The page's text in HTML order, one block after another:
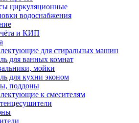
циркуляционные
водоснабжения
и КИП
для стиральных машин
для ванных комнат
мойки
для кухни эконом
поддоны
к смесителям